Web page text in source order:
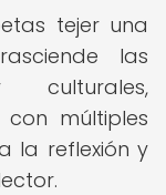
tejer una
las
con múltiples
la reflexión y